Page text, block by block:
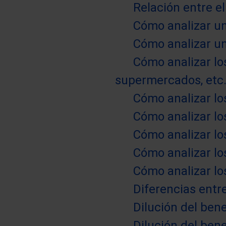
Relación entre
Cómo analizar
Cómo analizar
Cómo analizar
supermercados,
Cómo analizar
Cómo analizar
Cómo analizar
Cómo analizar
Cómo analizar
Diferencias
Dilución del